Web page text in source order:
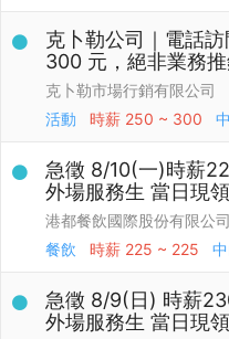
克卜勒公司｜電話
300 元，絕非業務推
克卜勒市場行銷有限公司
活動
時薪 250 ~ 300
急徵 8/10(一)時薪
外場服務生 當日現
港都餐飲國際股份有限公
餐飲
時薪 225 ~ 225
急徵 8/9(日) 時薪
外場服務生 當日現